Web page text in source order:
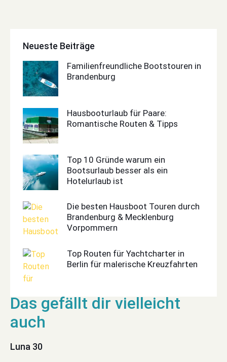
Neueste Beiträge
Familienfreundliche Bootstouren in
Brandenburg
Hausbooturlaub für Paare:
Romantische Routen & Tipps
Top 10 Gründe warum ein
Bootsurlaub besser als ein
Hotelurlaub ist
Die besten Hausboot Touren durch
Brandenburg & Mecklenburg
Vorpommern
Top Routen für Yachtcharter in
Berlin für malerische Kreuzfahrten
Luna 30